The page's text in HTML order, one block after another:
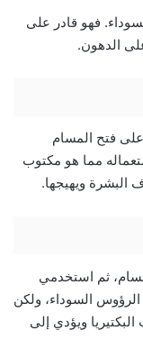
فهو قادر على
الدهون.
على فتح المسام
مما هو مكتوب
البشرة ويهيجها.
ثم استخدمي
السوداء، ولكن
ويؤدي إلى